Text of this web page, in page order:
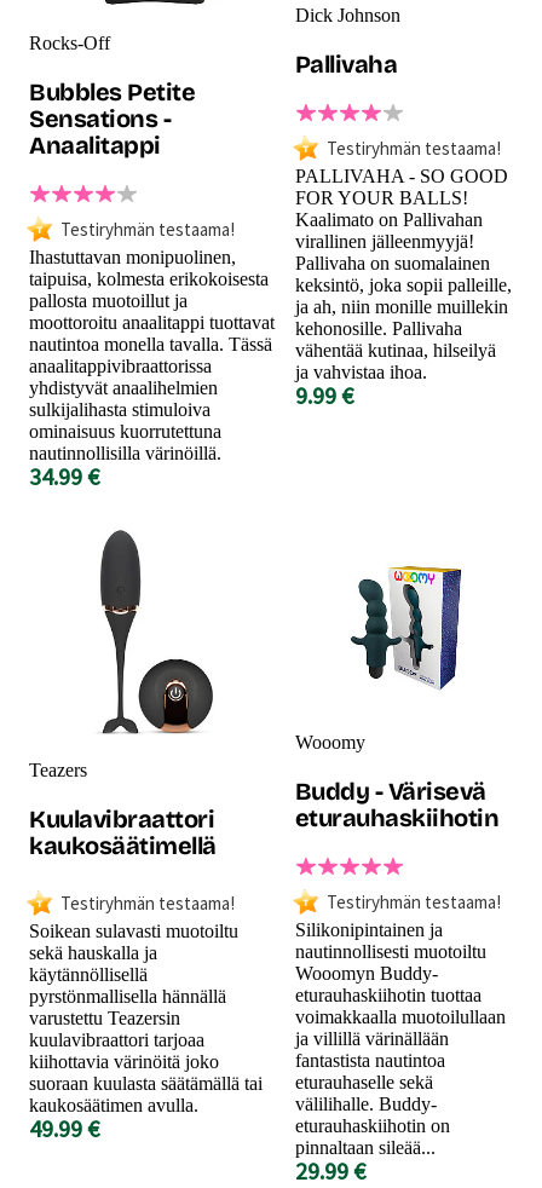
Rocks-Off
Bubbles Petite
Sensations -
Anaalitappi
Testiryhmän testaama!
Ihastuttavan monipuolinen,
taipuisa, kolmesta erikokoisesta
pallosta muotoillut ja
moottoroitu anaalitappi tuottavat
nautintoa monella tavalla. Tässä
anaalitappivibraattorissa
yhdistyvät anaalihelmien
sulkijalihasta stimuloiva
ominaisuus kuorrutettuna
nautinnollisilla värinöillä.
34.99 €
Dick Johnson
Pallivaha
Testiryhmän testaama!
PALLIVAHA - SO GOOD
FOR YOUR BALLS!
Kaalimato on Pallivahan
virallinen jälleenmyyjä!
Pallivaha on suomalainen
keksintö, joka sopii palleille,
ja ah, niin monille muillekin
kehonosille. Pallivaha
vähentää kutinaa, hilseilyä
ja vahvistaa ihoa.
9.99 €
Teazers
Kuulavibraattori
kaukosäätimellä
Testiryhmän testaama!
Soikean sulavasti muotoiltu
sekä hauskalla ja
käytännöllisellä
pyrstönmallisella hännällä
varustettu Teazersin
kuulavibraattori tarjoaa
kiihottavia värinöitä joko
suoraan kuulasta säätämällä tai
kaukosäätimen avulla.
49.99 €
Wooomy
Buddy - Värisevä
eturauhaskiihotin
Testiryhmän testaama!
Silikonipintainen ja
nautinnollisesti muotoiltu
Wooomyn Buddy-
eturauhaskiihotin tuottaa
voimakkaalla muotoilullaan
ja villillä värinällään
fantastista nautintoa
eturauhaselle sekä
välilihalle. Buddy-
eturauhaskiihotin on
pinnaltaan sileää...
29.99 €